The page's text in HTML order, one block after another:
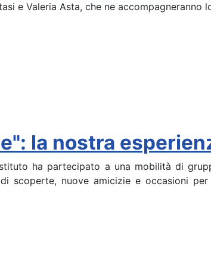
e Valeria Asta, che ne accompagneranno
la nostra
ha partecipato a una mobilità di
scoperte, nuove amicizie e occasioni